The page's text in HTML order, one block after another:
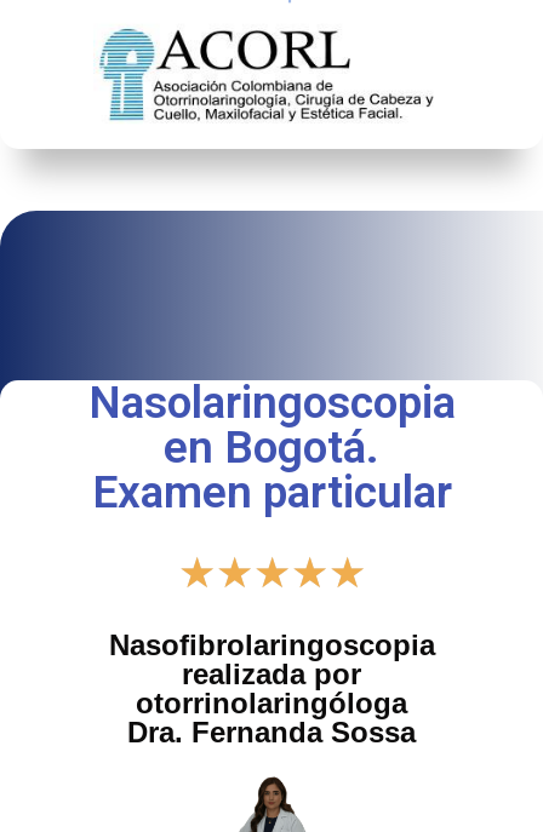
Nasolaringoscopia
en Bogotá.
Examen particular
★★★★★
Nasofibrolaringoscopia
realizada por
otorrinolaringóloga
Dra. Fernanda Sossa